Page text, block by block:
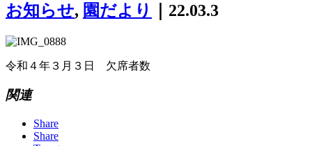
お知らせ, 園だより ｜22.03.3
令和４年３月３日 欠席者数
関連
Share
Share